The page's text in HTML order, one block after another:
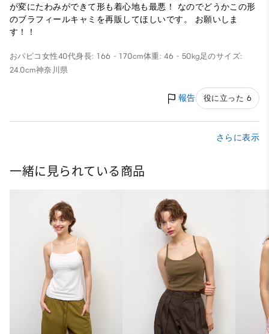
が変にたわみができて形も着心地も最悪！ なのでどうかこの形
のブラフィールキャミを再販してほしいです。 お願いしま
す！！
おパピコ 女性40代身長: 166 - 170cm体重: 46 - 50kg 足のサイズ:
24.0cm神奈川県
報告 役に立った 6
さらに表示
一緒に見られている商品